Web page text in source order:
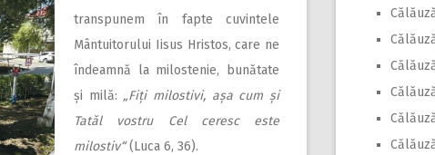
transpunem în fapte cuvintele
Mântuitorului Iisus Hristos, care ne
îndeamnă la milostenie, bunătate
și milă: „Fiți milostivi, așa cum și
Tatăl vostru Cel ceresc este
milostiv“(Luca 6, 36).